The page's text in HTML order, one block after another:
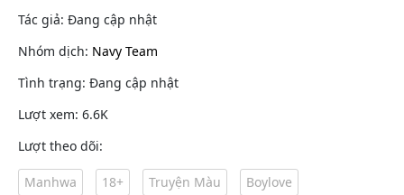
Tác giả: Đang cập nhật
Nhóm dịch: Navy Team
Tình trạng: Đang cập nhật
Lượt xem: 6.6K
Lượt theo dõi:
Manhwa 18+ Truyện Màu
Boylove